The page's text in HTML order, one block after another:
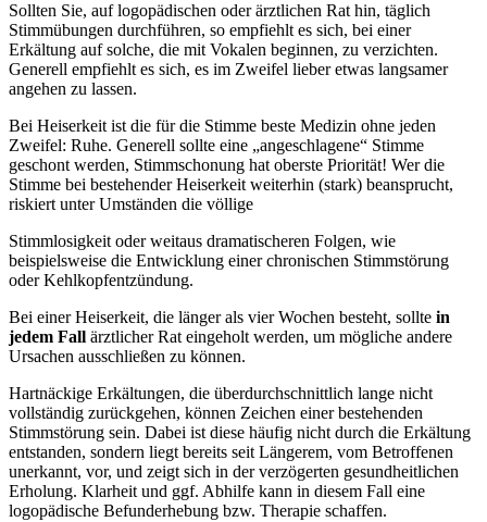
Sollten Sie, auf logopädischen oder ärztlichen Rat hin, täglich
Stimmübungen durchführen, so empfiehlt es sich, bei einer
Erkältung auf solche, die mit Vokalen beginnen, zu verzichten.
Generell empfiehlt es sich, es im Zweifel lieber etwas langsamer
angehen zu lassen.
Bei Heiserkeit ist die für die Stimme beste Medizin ohne jeden
Zweifel: Ruhe. Generell sollte eine „angeschlagene“ Stimme
geschont werden, Stimmschonung hat oberste Priorität! Wer die
Stimme bei bestehender Heiserkeit weiterhin (stark) beansprucht,
riskiert unter Umständen die völlige
Stimmlosigkeit oder weitaus dramatischeren Folgen, wie
beispielsweise die Entwicklung einer chronischen Stimmstörung
oder Kehlkopfentzündung.
Bei einer Heiserkeit, die länger als vier Wochen besteht, sollte ​ in
jedem Fall ärztlicher Rat eingeholt werden, um mögliche andere
Ursachen ausschließen zu können.
Hartnäckige Erkältungen, die überdurchschnittlich lange nicht
vollständig zurückgehen, können Zeichen einer bestehenden
Stimmstörung sein. Dabei ist diese häufig nicht durch die Erkältung
entstanden, sondern liegt bereits seit Längerem, vom Betroffenen
unerkannt, vor, und zeigt sich in der verzögerten gesundheitlichen
Erholung. Klarheit und ggf. Abhilfe kann in diesem Fall eine
logopädische Befunderhebung bzw. Therapie schaffen.